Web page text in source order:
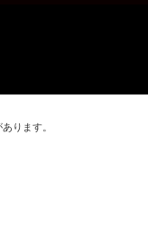
ります。